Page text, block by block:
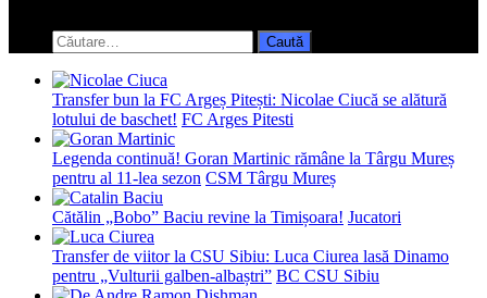
search
form
Caută
după:
Transfer bun la FC Argeș Pitești: Nicolae Ciucă se alătură
lotului de baschet! FC Arges Pitesti
Legenda continuă! Goran Martinic rămâne la Târgu Mureș
pentru al 11-lea sezon CSM Târgu Mureș
Cătălin „Bobo” Baciu revine la Timișoara! Jucatori
Transfer de viitor la CSU Sibiu: Luca Ciurea lasă Dinamo
pentru „Vulturii galben-albaștri” BC CSU Sibiu